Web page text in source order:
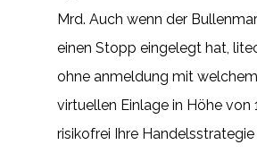
Mrd. Auch wenn der
einen Stopp eingelegt hat,
ohne anmeldung mit
virtuellen Einlage in Höhe von
risikofrei Ihre Handelsstrategie